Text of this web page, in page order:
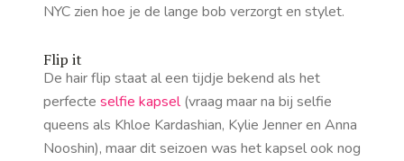
NYC zien hoe je de lange bob verzorgt en stylet.
Flip it
De hair flip staat al een tijdje bekend als het
perfecte selfie kapsel(vraag maar na bij selfie
queens als Khloe Kardashian, Kylie Jenner en Anna
Nooshin), maar dit seizoen was het kapsel ook nog